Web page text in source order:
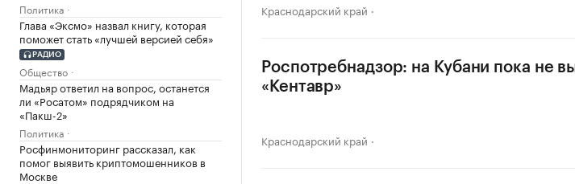
Политика
Глава «Эксмо» назвал книгу, которая
поможет стать «лучшей версией себя»
РАДИО
Общество
Мадьяр ответил на вопрос, останется
ли «Росатом» подрядчиком на
«Пакш-2»
Политика
Росфинмониторинг рассказал, как
помог выявить криптомошенников в
Москве
Краснодарский край
Роспотребнадзор: на Кубани пока не
«Кентавр»
Краснодарский край